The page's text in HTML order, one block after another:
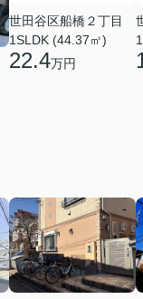
世田谷区船橋２丁目
1SLDK (44.37㎡)
22.4万円